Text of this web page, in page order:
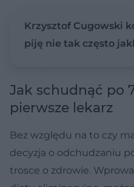
Krzysztof Cugowski
piję nie tak często
Jak schudnąć po
pierwsze lekarz
Bez względu na to czy
decyzja o odchudzaniu
trosce o zdrowie.